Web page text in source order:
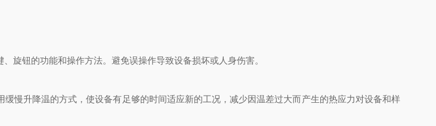
钮的功能和操作方法。避免误操作导致设备损坏或人身伤害。
升降温的方式，使设备有足够的时间适应新的工况，减少因温差过大而产生的热应力对设备和样